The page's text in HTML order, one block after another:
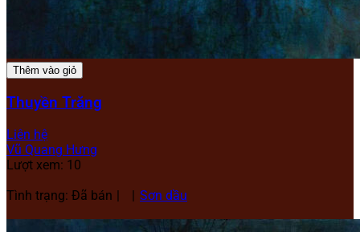
Thêm vào giỏ
Thuyền Trăng
Liên hệ
Vũ Quang Hưng
Lượt xem: 10
Tình trạng: Đã bán
Sơn dầu